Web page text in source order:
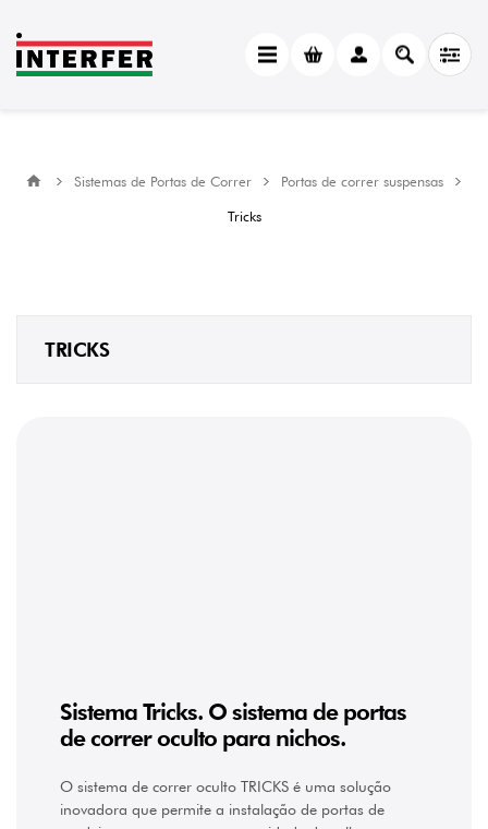
Sistemas de Portas de Correr
Portas de correr suspensas
Tricks
TRICKS
Sistema Tricks. O sistema de portas
de correr oculto para nichos.
O sistema de correr oculto TRICKS é uma solução
inovadora que permite a instalação de portas de
CATEGORY